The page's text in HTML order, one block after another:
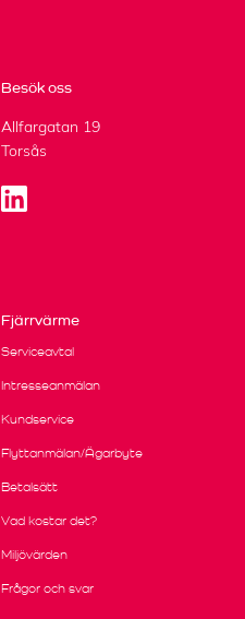
Besök oss
Allfargatan 19
Torsås
Fjärrvärme
Serviceavtal
Intresseanmälan
Kundservice
Flyttanmälan/Ägarbyte
Betalsätt
Vad kostar det?
Miljövärden
Frågor och svar